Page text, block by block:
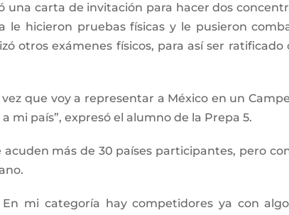
carta de invitación para hacer dos
le hicieron pruebas físicas y le pusieron
otros exámenes físicos, para así ser
que voy a representar a México en un
país”, expresó el alumno de la Prepa 5.
más de 30 países participantes, pero
mi categoría hay competidores ya con